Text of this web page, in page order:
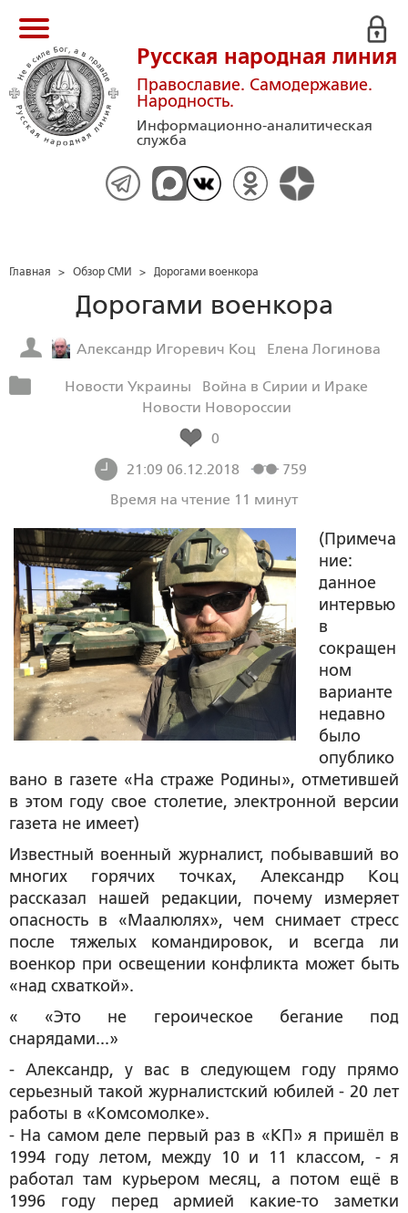
Русская народная линия
Православие. Самодержавие.
Народность.
Информационно-аналитическая
служба
Главная > Обзор СМИ > Дорогами военкора
Дорогами военкора
Александр Игоревич Коц Елена Логинова
Новости Украины
Война в Сирии и Ираке
Новости Новороссии
0
21:09 06.12.2018
759
Время на чтение 11 минут
(Примеча
ние:
данное
интервью
в
сокращен
ном
варианте
недавно
было
опублико
вано в газете «На страже Родины», отметившей
в этом году свое столетие, электронной версии
газета не имеет)
Известный военный журналист, побывавший во
многих горячих точках, Александр Коц
рассказал нашей редакции, почему измеряет
опасность в «Маалюлях», чем снимает стресс
после тяжелых командировок, и всегда ли
военкор при освещении конфликта может быть
«над схваткой».
« «Это не героическое бегание под
снарядами...»
- Александр, у вас в следующем году прямо
серьезный такой журналистский юбилей - 20 лет
работы в «Комсомолке».
- На самом деле первый раз в «КП» я пришёл в
1994 году летом, между 10 и 11 классом, - я
работал там курьером месяц, а потом ещё в
1996 году перед армией какие-то заметки